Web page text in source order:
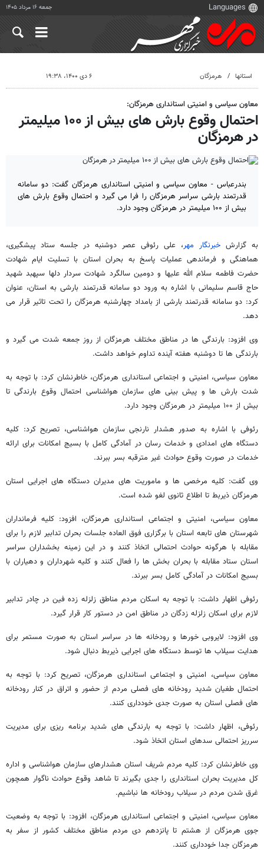
جمعه ۱۶ مرداد ۱۴۰۵
استانها هرمزگان ۶ دی ۱۴۰۰، ۱۹:۳۸
معاون سیاسی و امنیتی استانداری هرمزگان:
احتمال وقوع بارش های بیش از ۱۰۰ میلیمتر
در هرمزگان
بندرعباس - معاون سیاسی و امنیتی استانداری هرمزگان گفت: دو سامانه
قدرتمند بارشی سراسر هرمزگان را فرا می گیرد و احتمال وقوع بارش های
بیش از ۱۰۰ میلیمتر در هرمزگان وجود دارد.
به گزارش خبرنگار مهر، علی رئوفی عصر دوشنبه در جلسه ستاد پیشگیری،
هماهنگی و فرماندهی عملیات پاسخ به بحران استان با تسلیت ایام شهادت
حضرت فاطمه سلام الله علیها و دومین سالگرد شهادت سردار دلها سپهبد شهید
حاج قاسم سلیمانی با اشاره به ورود دو سامانه قدرتمند بارشی به استان، عنوان
کرد: دو سامانه قدرتمند بارشی از بامداد چهارشنبه هرمزگان را تحت تاثیر قرار می
دهد.
وی افزود: بارندگی ها در مناطق مختلف هرمزگان از روز جمعه شدت می گیرد و
بارندگی ها تا دوشنبه هفته آینده تداوم خواهد داشت.
معاون سیاسی، امنیتی و اجتماعی استانداری هرمزگان، خاطرنشان کرد: با توجه به
شدت بارش ها و پیش بینی های سازمان هواشناسی احتمال وقوع بارندگی تا
بیش از ۱۰۰ میلیمتر در هرمزگان وجود دارد.
رئوفی با اشاره به صدور هشدار نارنجی سازمان هواشناسی، تصریح کرد: کلیه
دستگاه های امدادی و خدمات رسان در آمادگی کامل با بسیج امکانات برای ارائه
خدمات در صورت وقوع حوادث غیر مترقبه بسر ببرند.
وی گفت: کلیه مرخصی ها و ماموریت های مدیران دستگاه های اجرایی استان
هرمزگان ذیربط تا اطلاع ثانوی لغو شده است.
معاون سیاسی، امنیتی و اجتماعی استانداری هرمزگان، افزود: کلیه فرمانداران
شهرستان های تابعه استان با برگزاری فوق العاده جلسات بحران تدابیر لازم را برای
مقابله با هرگونه حوادث احتمالی اتخاذ کنند و در این زمینه بخشداران سراسر
استان ستاد مقابله با بحران بخش ها را فعال کنند و کلیه شهرداران و دهیاران با
بسیج امکانات در آمادگی کامل بسر ببرند.
رئوفی اظهار داشت: با توجه به اسکان مردم مناطق زلزله زده فین در چادر تدابیر
لازم برای اسکان زلزله زدگان در مناطق امن در دستور کار قرار گیرد.
وی افزود: لایروبی خورها و رودخانه ها در سراسر استان به صورت مستمر برای
هدایت سیلاب ها توسط دستگاه های اجرایی ذیربط دنبال شود.
معاون سیاسی، امنیتی و اجتماعی استانداری هرمزگان، تصریح کرد: با توجه به
احتمال طغیان شدید رودخانه های فصلی مردم از حضور و اتراق در کنار رودخانه
های فصلی استان به صورت جدی خودداری کنند.
رئوفی، اظهار داشت: با توجه به بارندگی های شدید برنامه ریزی برای مدیریت
سرریز احتمالی سدهای استان اتخاذ شود.
وی خاطرنشان کرد: کلیه مردم شریف استان هشدارهای سازمان هواشناسی و اداره
کل مدیریت بحران استانداری را جدی بگیرند تا شاهد وقوع حوادث ناگوار همچون
غرق شدن مردم در سیلاب رودخانه ها نباشیم.
معاون سیاسی، امنیتی و اجتماعی استانداری هرمزگان، افزود: با توجه به وضعیت
جوی هرمزگان از هشتم تا پانزدهم دی مردم مناطق مختلف کشور از سفر به
هرمزگان جدا خودداری کنند.